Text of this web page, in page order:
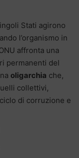
Stati agirono
l’organismo in
affronta una
permanenti del
oligarchia che,
collettivi,
di corruzione e